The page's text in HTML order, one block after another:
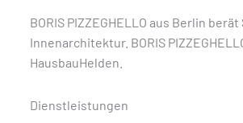
BORIS PIZZEGHELLO aus Berlin
Innenarchitektur. BORIS
HausbauHelden.
Dienstleistungen